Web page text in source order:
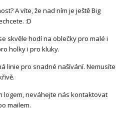
A víte, že nad ním je ještě Big
:D
skvěle hodí na oblečky pro malé i
holky i pro kluky.
linie pro snadné našívání. Nemusíte
logem, neváhejte nás kontaktovat
mailem.